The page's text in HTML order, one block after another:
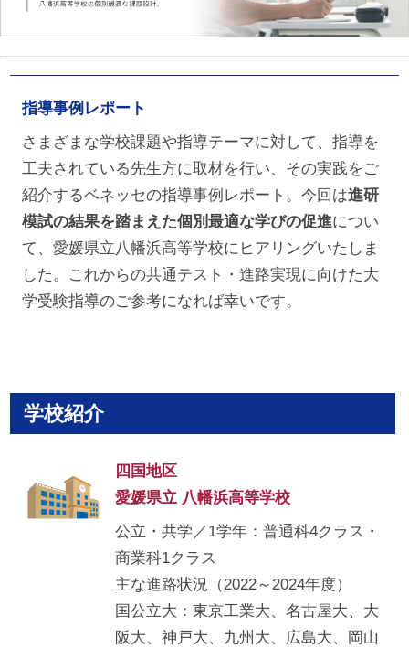
指導事例レポート
さまざまな学校課題や指導テーマに対して、指導を
工夫されている先生方に取材を行い、その実践をご
紹介するベネッセの指導事例レポート。今回は進研
模試の結果を踏まえた個別最適な学びの促進につい
て、愛媛県立八幡浜高等学校にヒアリングいたしま
した。これからの共通テスト・進路実現に向けた大
学受験指導のご参考になれば幸いです。
学校紹介
四国地区
愛媛県立 八幡浜高等学校
公立・共学／1学年：普通科4クラス・
商業科1クラス
主な進路状況（2022～2024年度）
国公立大：東京工業大、名古屋大、大
阪大、神戸大、九州大、広島大、岡山